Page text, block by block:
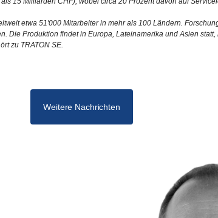
etwa 51'000 Mitarbeiter in mehr als 100 Ländern.
Die Produktion findet in Europa, Lateinamerika und Asien
zu TRATON SE.
Weitere Nachrichten